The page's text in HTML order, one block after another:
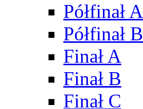
Półfinał A
Półfinał B
Finał A
Finał B
Finał C